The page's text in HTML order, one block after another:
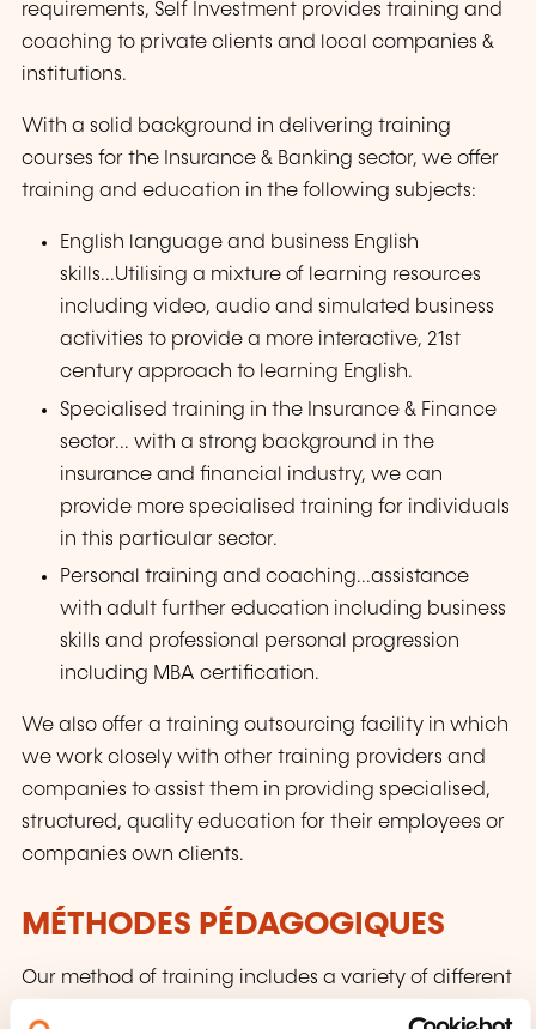
requirements, Self Investment provides training and
coaching to private clients and local companies &
institutions.
With a solid background in delivering training
courses for the Insurance & Banking sector, we offer
training and education in the following subjects:
English language and business English
skills...Utilising a mixture of learning resources
including video, audio and simulated business
activities to provide a more interactive, 21st
century approach to learning English.
Specialised training in the Insurance & Finance
sector... with a strong background in the
insurance and financial industry, we can
provide more specialised training for individuals
in this particular sector.
Personal training and coaching...assistance
with adult further education including business
skills and professional personal progression
including MBA certification.
We also offer a training outsourcing facility in which
we work closely with other training providers and
companies to assist them in providing specialised,
structured, quality education for their employees or
companies own clients.
MÉTHODES PÉDAGOGIQUES
Our method of training includes a variety of different